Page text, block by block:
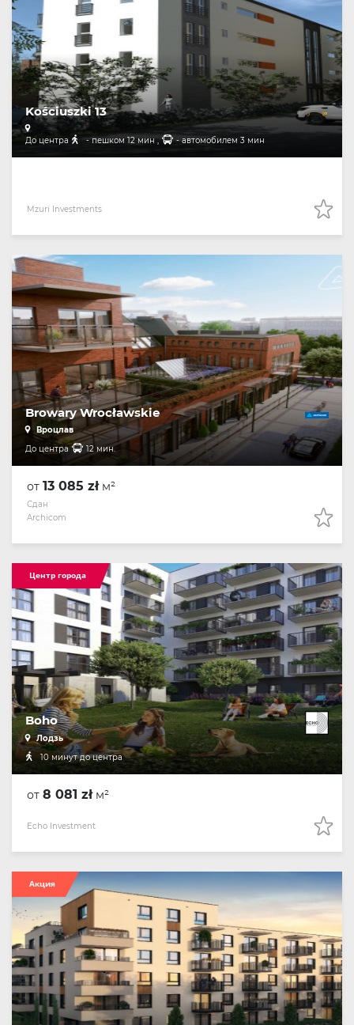
Kościuszki 13
До центра - пешком 12 мин , - автомобилем 3 мин
Mzuri Investments
Browary Wrocławskie
Вроцлав
До центра 12 мин.
от 13 085 złм²
Сдан
Archicom
Центр города
Boho
Лодзь
10 минут до центра
от 8 081 złм²
Echo Investment
Акция